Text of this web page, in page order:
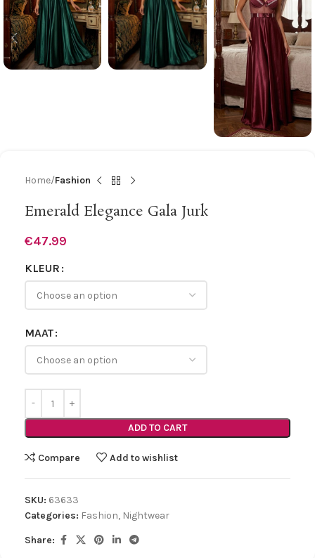
Home Fashion
Emerald Elegance Gala Jurk
€47.99
KLEUR
MAAT
ADD TO CART
Compare Add to wishlist
SKU: 63633
Categories: Fashion, Nightwear
Share: